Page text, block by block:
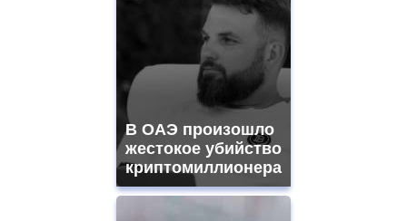
В ОАЭ произошло
жестокое убийство
криптомиллионера